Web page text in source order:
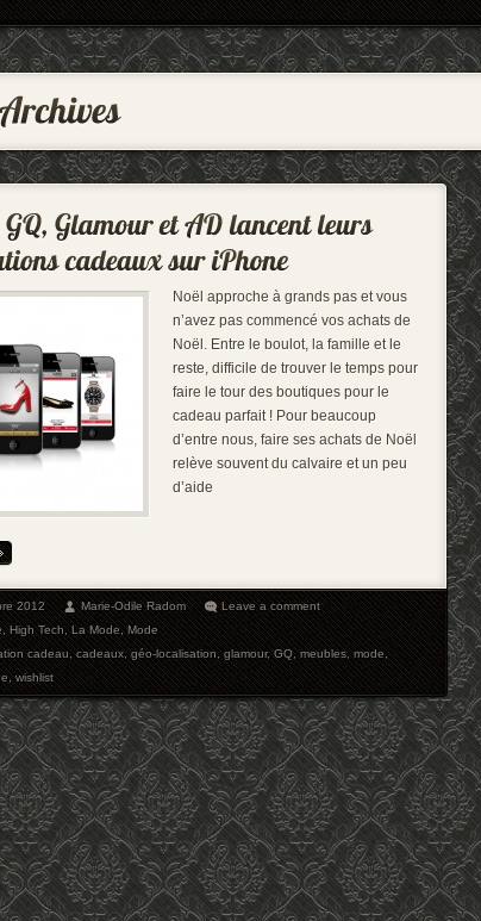
Noël approche à grands pas et vous
n’avez pas commencé vos achats de
Noël. Entre le boulot, la famille et le
reste, difficile de trouver le temps pour
faire le tour des boutiques pour le
cadeau parfait ! Pour beaucoup
d’entre nous, faire ses achats de Noël
relève souvent du calvaire et un peu
d’aide
2012 Marie-Odile Radom
Leave a comment
,High Tech,La Mode,Mode
cadeau,cadeaux,géo-localisation,glamour,GQ,meubles,mode,
,wishlist